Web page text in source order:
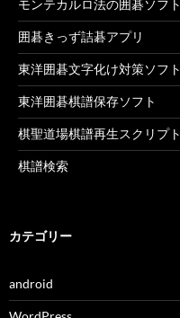
モンテカルロ法の囲碁ソフト
囲碁きっず詰碁アプリ
東洋囲碁文字化け対策ソフト
東洋囲碁棋譜保存ソフト
棋聖道場棋譜再生スクリプト
棋譜検索
カテゴリー
android